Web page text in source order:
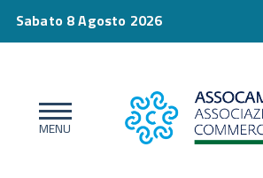
Sabato 8 Agosto 2026